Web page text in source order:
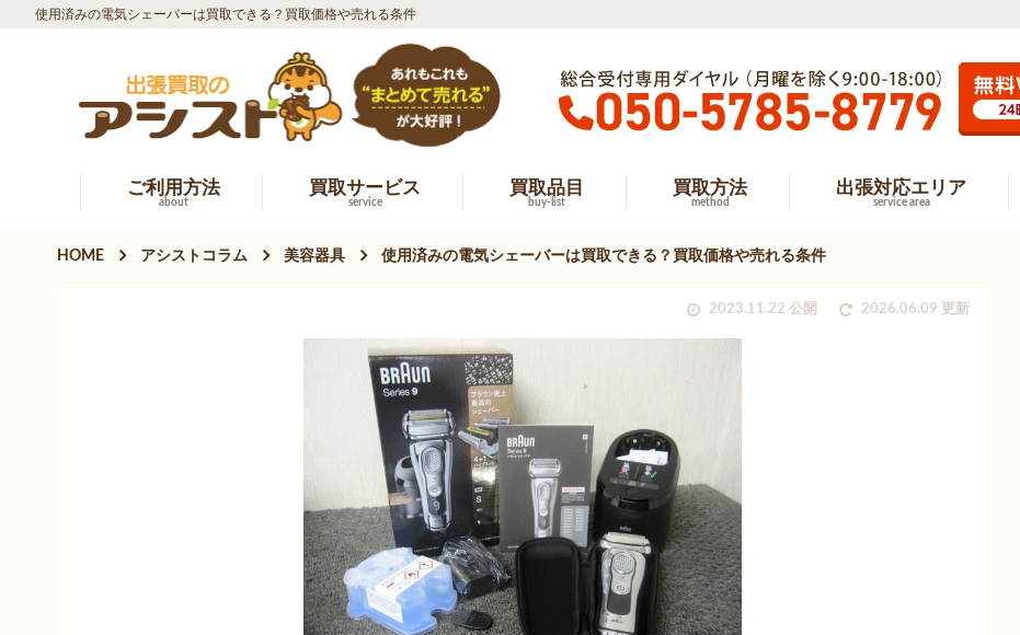
使用済みの電気シェーバーは買取できる？買取価格や売れる条件
ご利用方法
about
買取サービス
service
買取品目
buy-list
買取方法
method
出張対応エリア
service area
HOME アシストコラム 美容器具 使用済みの電気シェーバーは買取できる？買取価格や売れる条件
2023.11.22 公開 2026.06.09 更新